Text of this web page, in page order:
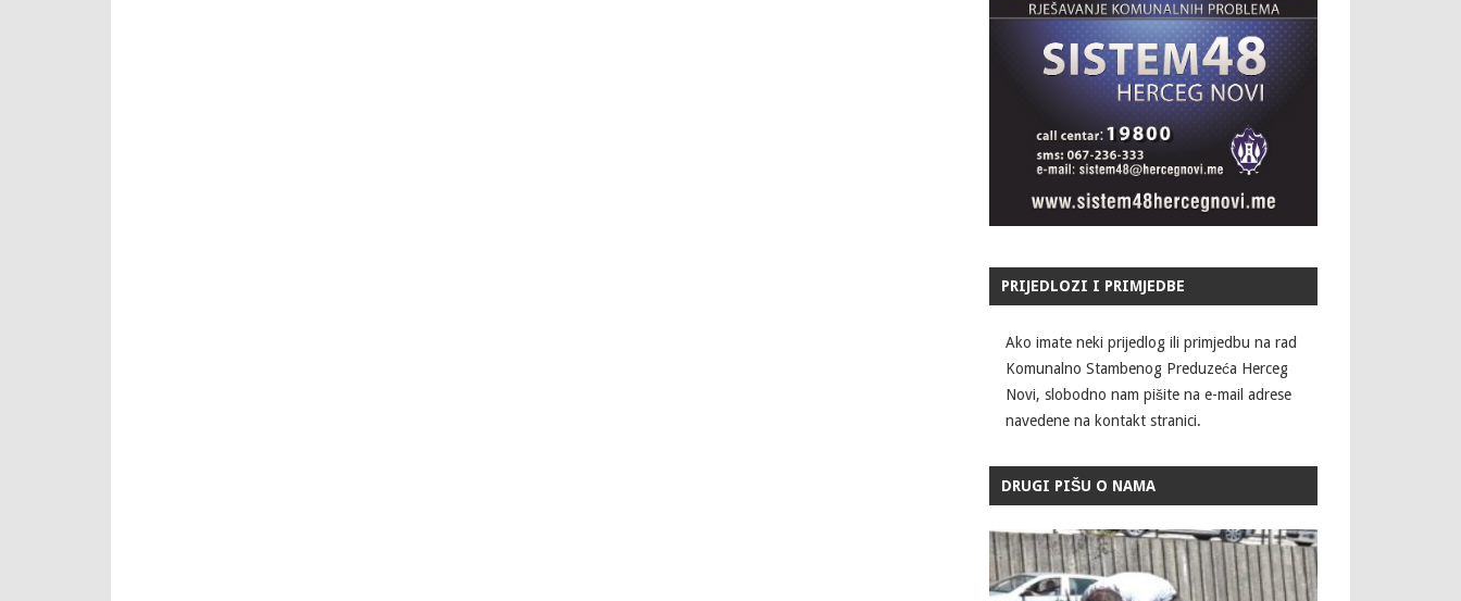
PRIJEDLOZI I PRIMJEDBE
Ako imate neki prijedlog ili primjedbu na rad
Komunalno Stambenog Preduzeća Herceg
Novi, slobodno nam pišite na e-mail adrese
navedene na kontakt stranici.
DRUGI PIŠU O NAMA